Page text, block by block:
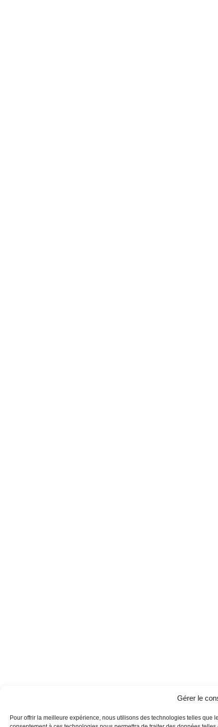
Gérer le
Pour offrir la meilleure expérience, nous utilisons des technologies telles